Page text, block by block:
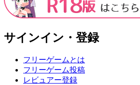
サインイン・登録
フリーゲームとは
フリーゲーム投稿
レビュアー登録